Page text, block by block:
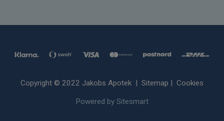
Copyright © 2022 Jakobs Apotek | Sitemap Cookies
Powered by Sitesmart